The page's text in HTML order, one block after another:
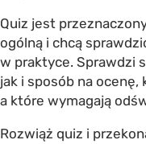
Quiz jest
ogólną i chcą
w praktyce. Sprawdzi
jak i sposób na
a które wymagają
Rozwiąż quiz i